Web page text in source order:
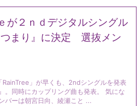
２ｎｄデジタルシングル
まり』に決定 選抜メン
」が早くも、2ndシングルを発表
。同時にカップリング曲も発表。 気にな
バーは朝宮日向、綾瀬こと ...